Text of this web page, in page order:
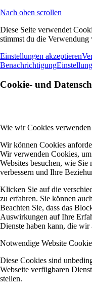
Nach oben scrollen
Diese Seite verwendet
stimmst du die Verwendung
Einstellungen akzeptieren
Benachrichtigung
Cookie- und
Wie wir Cookies verwenden
Wir können Cookies
Wir verwenden Cookies,
Websites besuchen, wie
verbessern und Ihre
Klicken Sie auf die
zu erfahren. Sie können
Beachten Sie, dass das
Auswirkungen auf Ihre
Dienste haben kann, die wir
Notwendige Website
Diese Cookies sind
Webseite verfügbaren
stellen.